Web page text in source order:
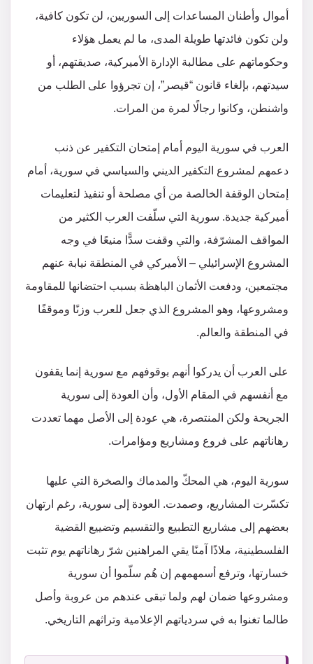
أموال وأطنان المساعدات إلى السوريين، لن تكون كافية،
ولن تكون فائدتها طويلة المدى، ما لم يعمل هؤلاء
وحكوماتهم على مطالبة الإدارة الأميركية، صديقتهم، أو
سيدتهم، بإلغاء قانون “قيصر”، إن تجرؤوا على الطلب من
واشنطن، وكانوا رجالًا لمرة من المرات.
العرب في سورية اليوم أمام إمتحان التكفير عن ذنب
دعمهم لمشروع التكفير الديني والسياسي في سورية، أمام
إمتحان الوقفة الخالصة من أي مصلحة أو تنفيذ لتعليمات
أميركية جديدة. سورية التي سلّفت العرب الكثير من
المواقف المشرّفة، والتي وقفت سدًّا منيعًا في وجه
المشروع الإسرائيلي – الأميركي في المنطقة نيابة عنهم
مجتمعين، ودفعت الأثمان الباهظة بسبب احتضانها للمقاومة
ومشروعها، وهو المشروع الذي جعل للعرب وزنًا وموقفًا
في المنطقة والعالم.
على العرب أن يدركوا أنهم بوقوفهم مع سورية إنما يقفون
مع أنفسهم في المقام الأول، وأن العودة إلى سورية
الجريحة ولكن المنتصرة، هي عودة إلى الأصل مهما تعددت
رهاناتهم على فروع ومشاريع ومؤامرات.
سورية اليوم، هي المحكّ والمدماك والصخرة التي عليها
تكسّرت المشاريع، وصمدت. العودة إلى سورية، رغم ارتهان
بعضهم إلى مشاريع التطبيع والتقسيم وتضييع القضية
الفلسطينية، ملاذًا آمنًا يقي المراهنين شرّ رهاناتهم يوم تثبت
خسارتها، وترفع أسمهمهم إن هُم سلّموا أن سورية
ومشروعها ضمان لهم ولما تبقى عندهم من عروبة وأصل
طالما تغنوا به في سردياتهم الإعلامية وتراثهم التاريخي.